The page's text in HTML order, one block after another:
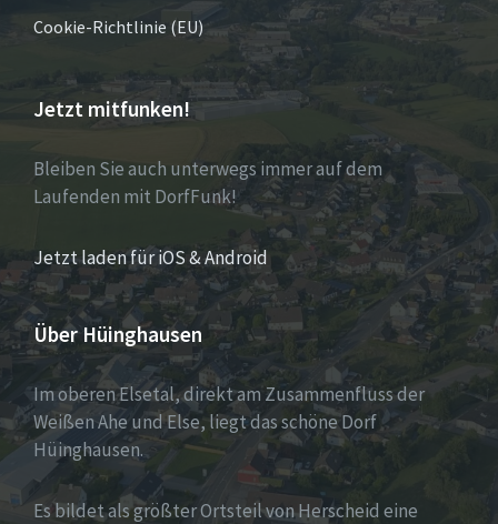
Cookie-Richtlinie (EU)
Jetzt mitfunken!
Bleiben Sie auch unterwegs immer auf dem
Laufenden mit DorfFunk!
Jetzt laden für iOS & Android
Über Hüinghausen
Im oberen Elsetal, direkt am Zusammenfluss der
Weißen Ahe und Else, liegt das schöne Dorf
Hüinghausen.
Es bildet als größter Ortsteil von Herscheid eine